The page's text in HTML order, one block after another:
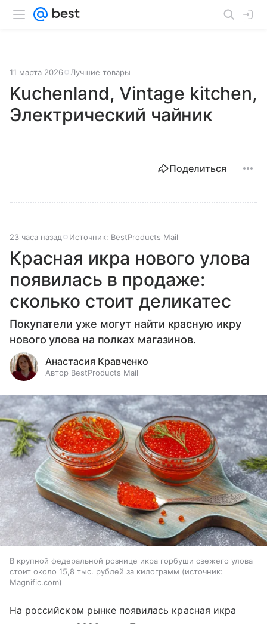
11 марта 2026 Лучшие товары
Kuchenland, Vintage kitchen,
Электрический чайник
Поделиться
23 часа назад Источник: BestProducts Mail
Красная икра нового улова
появилась в продаже:
сколько стоит деликатес
Покупатели уже могут найти красную икру
нового улова на полках магазинов.
Анастасия Кравченко
Автор BestProducts Mail
В крупной федеральной рознице икра горбуши свежего улова
стоит около 15,8 тыс. рублей за килограмм
источник:
Magnific.com
На российском рынке появилась красная икра